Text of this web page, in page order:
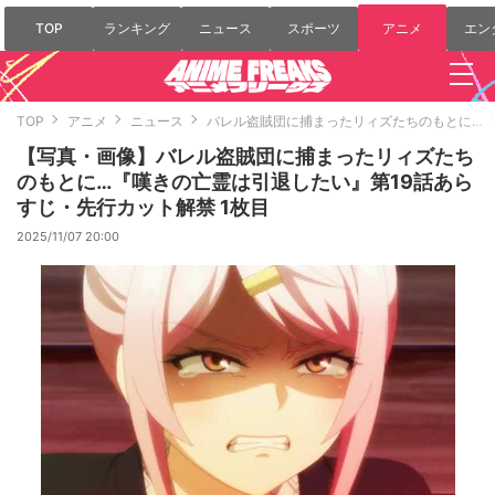
TOP ランキング ニュース スポーツ アニメ エン
TOP アニメ ニュース バレル盗賊団に捕まったリィズたちのもとに…
【写真・画像】バレル盗賊団に捕まったリィズたち
のもとに…『嘆きの亡霊は引退したい』第19話あら
すじ・先行カット解禁 1枚目
2025/11/07 20:00